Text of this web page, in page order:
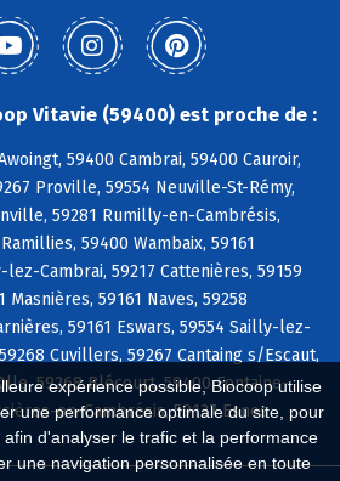
expérience possible, Biocoop utilise
une performance optimale du site, pour
d'analyser le trafic et la performance
une navigation personnalisée en toute
Vitavie (59400) est proche de :
59400 Cambrai, 59400 Cauroir,
Proville, 59554 Neuville-St-Rémy,
59281 Rumilly-en-Cambrésis,
59400 Wambaix, 59161
Cambrai, 59217 Cattenières, 59159
59161 Naves, 59258
59161 Eswars, 59554 Sailly-lez-
Cuvillers, 59267 Cantaing s/Escaut,
59268 Blécourt, 59400 Fontaine-
en-Cambrésis, 59127 Esnes